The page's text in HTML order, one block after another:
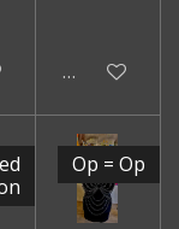
In
Op = Op